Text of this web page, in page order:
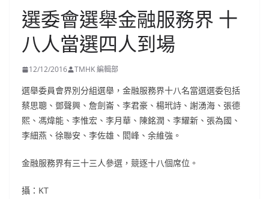
選委會選舉金融服務界 十
八人當選四人到場
12/12/2016 TMHK 編輯部
選舉委員會界別分組選舉，金融服務界十八名當選選委包括
蔡思聰、鄧聲興、詹劍崙、李君豪、楊玳詩、謝湧海、張德
熙、馮煒能、李惟宏、李月華、陳銘潤、李耀新、張為國、
李細燕、徐聯安、李佐雄、閻峰、余維強。
金融服務界有三十三人參選，競逐十八個席位。
攝：KT